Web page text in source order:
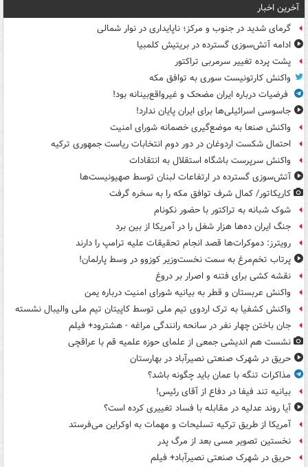
آخرین اخبار
گرمای شدید در جنوب و مرکز؛ ناپایداری در نوار شمالی
ادامه آتش‌سوزی گسترده در بریتیش کلمبیا
پشت پرده تغییر سرمربی تراکتور
واکنش کارتونیست سوری به توافق مکه
فرضیات درباره ایران مضحک و غیرواقع‌بینانه بود!
جاسوسی اسرائیلی‌ها برای ایران پایان ندارد!
واکنش صنعا به موضع‌گیری خصمانه شورای امنیت
احتمال شکست اردوغان در دور دوم انتخابات ریاست جمهوری ترکیه
واکنش سرپرست باشگاه استقلال به انتقادات
آتش‌سوزی گسترده در ارتفاعات لبنان توسط صهیونیست‌ها
کاریکاتور/ کمال شرف توافق مکه را به سخره گرفت
شوک شبانه به تراکتور با حضور نکونام
جنگ ایران ده‌ها هزار شغل را در آمریکا از بین برد
رویترز: دموکرات‌ها قصد انجام تحقیقات علیه ترامپ را دارند
پرتاب تخم‌مرغ به سمت نخست‌وزیر کوزوو در وسط پارلمان!
نقشه کشی برای فتنه و اصرار بر دروغ
واکنش عربستان و قطر به بیانیه شورای امنیت درباره یمن
واکنش کشفیا به ترک اردوی تیم ملی توسط کاپیتان تیم ملی والیبال نشسته
جان باختن چهار نفر در سانحه رانندگی مراغه - هشترود+ فیلم
نشست هم اندیشی جمعی از علمای حوزه علمیه قم با عراقچی
حریق در شهرک صنعتی نصیرآباد در بهارستان
مذاکرات تنگه با عمان باید چگونه باشد؟
بیانیه تند فیفا در دفاع از آقای رئیس!
آیا روند عدلیه در مقابله با فساد تغییری کرده است؟
آمریکا از طریق ترکیه تسلیحات و مهمات به اوکراین می‌فرستد
نخستین تصویر مسی بعد از مرگ پدر
حریق در شهرک صنعتی نصیرآباد+ فیلم